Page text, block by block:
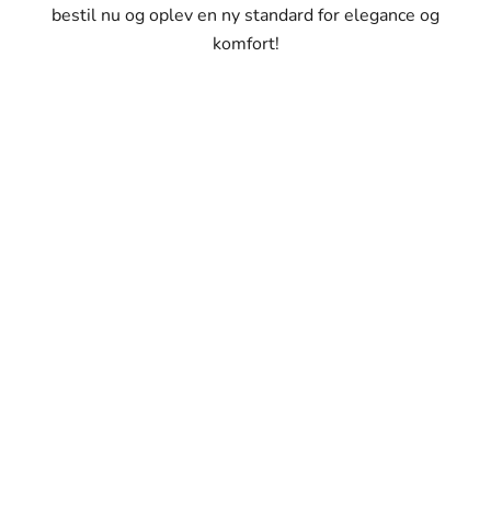
bestil nu og oplev en ny standard for elegance og
komfort!